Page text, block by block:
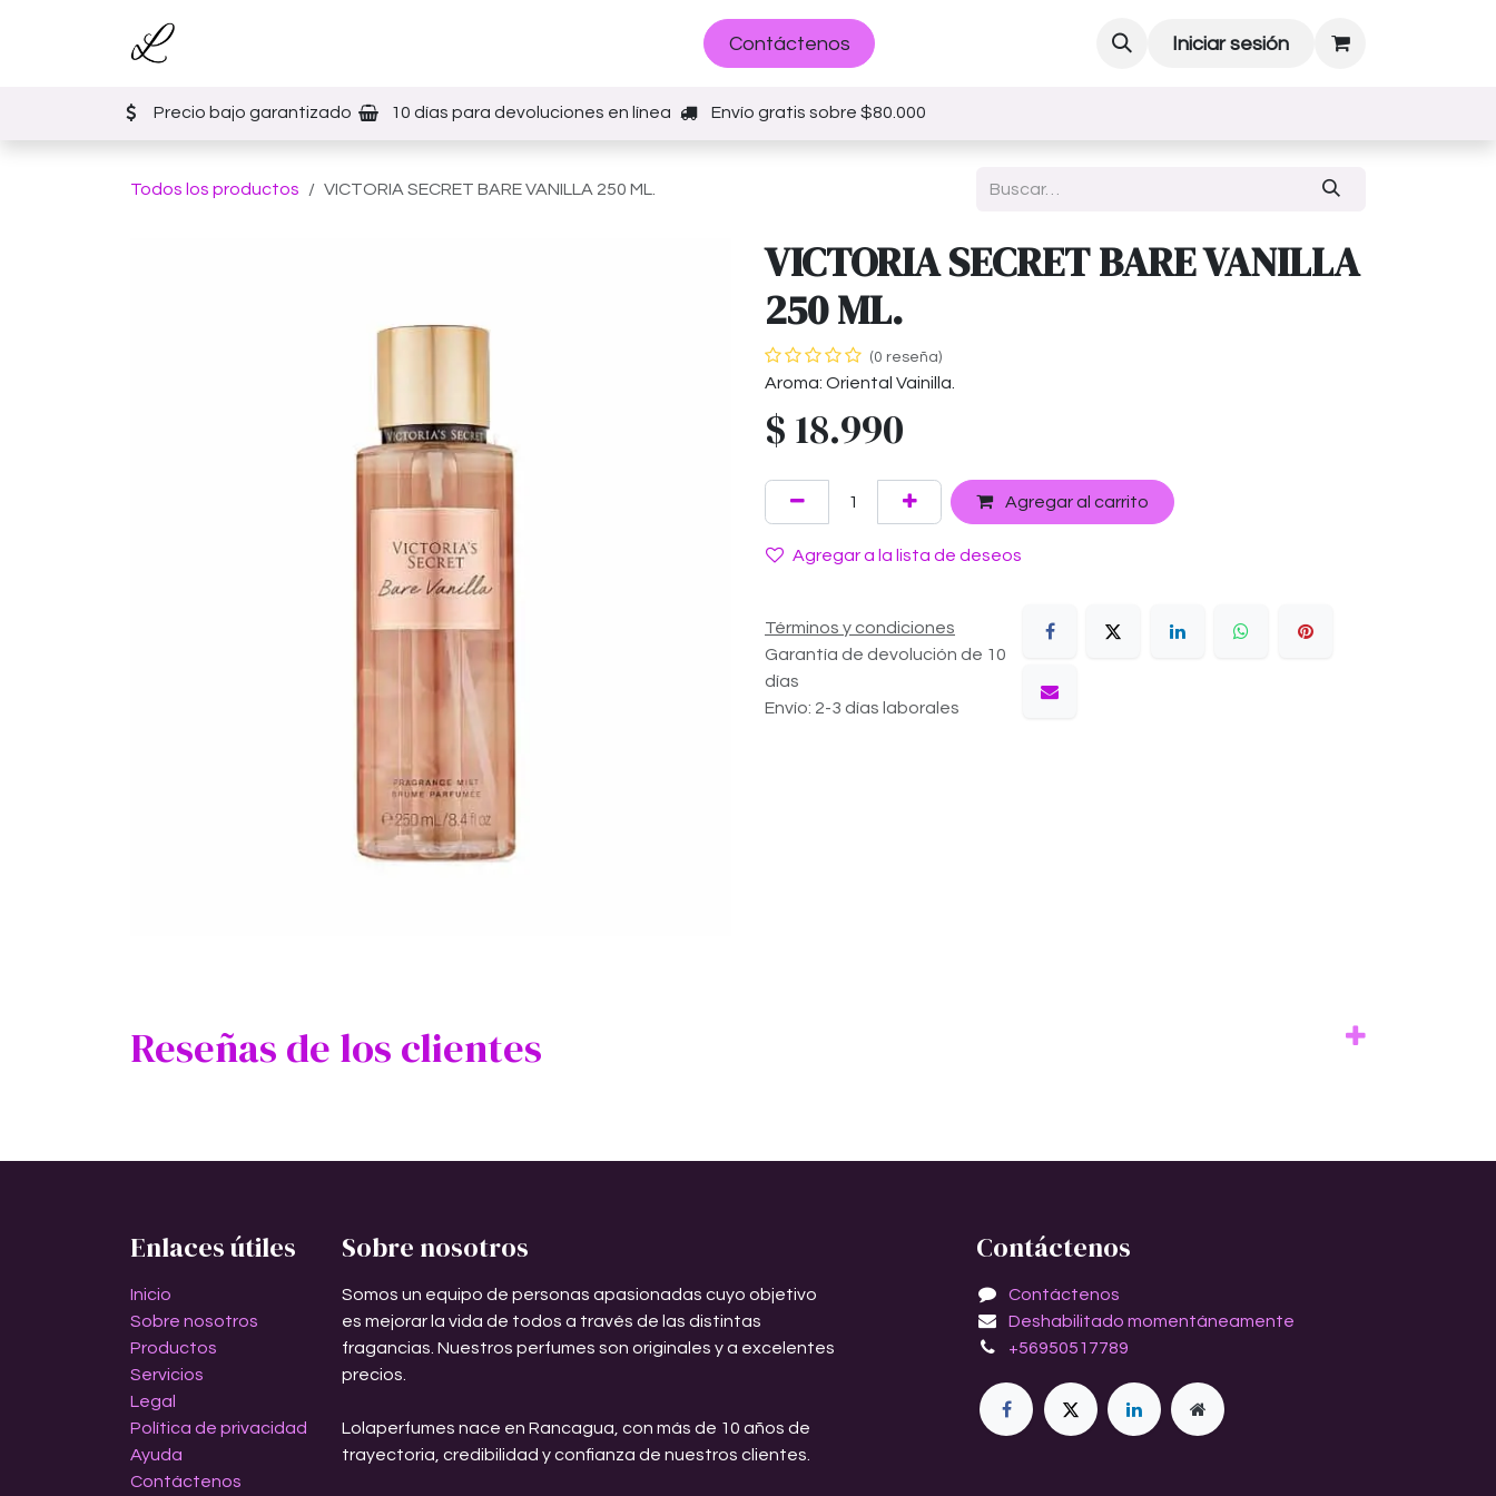
Contáctenos Iniciar sesión
Precio bajo garantizado 10 días para devoluciones en línea Envío gratis sobre $80.000
Todos los productos VICTORIA SECRET BARE VANILLA 250 ML.
VICTORIA SECRET BARE VANILLA
250 ML.
(0 reseña)
Aroma: Oriental Vainilla.
$ 18.990
Agregar al carrito
Agregar a la lista de deseos
Términos y condiciones
Garantía de devolución de 10
días
Envío: 2-3 días laborales
Reseñas de los clientes
Enlaces útiles
Inicio
Sobre nosotros
Productos
Servicios
Legal
Política de privacidad
Ayuda
Contáctenos
Sobre nosotros
Somos un equipo de personas apasionadas cuyo objetivo
es mejorar la vida de todos a través de las distintas
fragancias. Nuestros perfumes son originales y a excelentes
precios.
Lolaperfumes nace en Rancagua, con más de 10 años de
trayectoria, credibilidad y confianza de nuestros clientes.
Contáctenos
Contáctenos
Deshabilitado momentáneamente
+56950517789